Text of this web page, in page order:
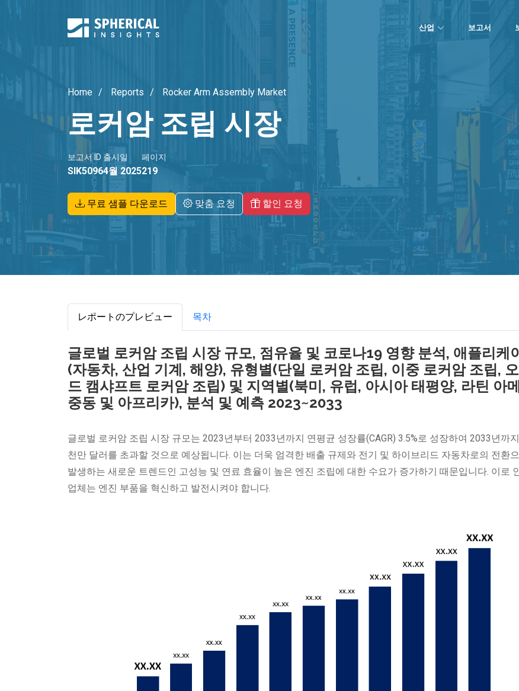
산업 보고서
Home Reports Rocker Arm Assembly Market
로커암 조립 시장
보고서 ID
SIK5096
출시일
4월 2025
페이지
219
무료 샘플 다운로드 맞춤 요청 할인 요청
レポートのプレビュー 목차
글로벌 로커암 조립 시장 규모, 점유율 및 코로나19 영향 분석, 애플리케
(자동차, 산업 기계, 해양), 유형별(단일 로커암 조립, 이중 로커암 조립,
드 캠샤프트 로커암 조립) 및 지역별(북미, 유럽, 아시아 태평양, 라틴 아
중동 및 아프리카), 분석 및 예측 2023~2033
글로벌 로커암 조립 시장 규모는 2023년부터 2033년까지 연평균 성장률(CAGR) 3.5%로 성장하여 2033년까
천만 달러를 초과할 것으로 예상됩니다. 이는 더욱 엄격한 배출 규제와 전기 및 하이브리드 자동차로의 전환
발생하는 새로운 트렌드인 고성능 및 연료 효율이 높은 엔진 조립에 대한 수요가 증가하기 때문입니다. 이로
업체는 엔진 부품을 혁신하고 발전시켜야 합니다.